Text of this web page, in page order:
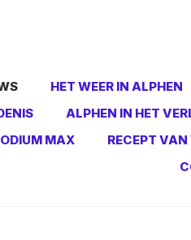
HET WEER IN ALPHEN
ALPHEN IN HET
MAX
RECEPT